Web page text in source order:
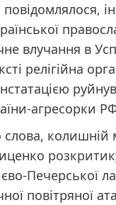
влучання в
релігійна
агресорки
колишній
Печерської
повітряної